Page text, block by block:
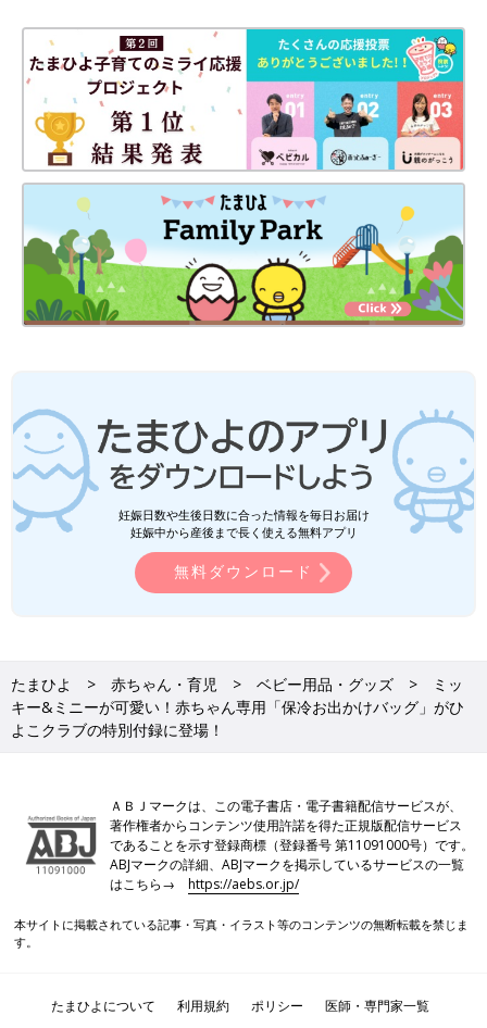
妊娠日数や生後日数に合った情報を毎日お届け
妊娠中から産後まで長く使える無料アプリ
無料ダウンロード
たまひよ 赤ちゃん・育児 ベビー用品・グッズ
ミッ
キー&ミニーが可愛い！赤ちゃん専用「保冷お出かけバッグ」がひ
よこクラブの特別付録に登場！
ＡＢＪマークは、この電子書店・電子書籍配信サービスが、
著作権者からコンテンツ使用許諾を得た正規版配信サービス
であることを示す登録商標（登録番号 第11091000号）です。
ABJマークの詳細、ABJマークを掲示しているサービスの一覧
はこちら→https://aebs.or.jp/
本サイトに掲載されている記事・写真・イラスト等のコンテンツの無断転載を禁じま
す。
たまひよについて 利用規約 ポリシー
医師・専門家一覧